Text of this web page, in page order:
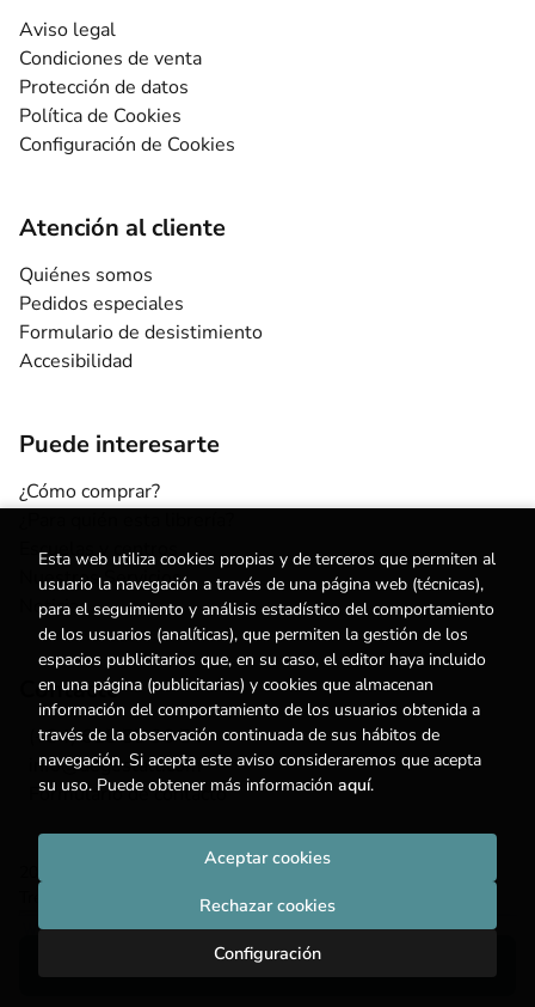
Añadir a mi cesta
Aviso legal
Condiciones de venta
Protección de datos
Política de Cookies
Configuración de Cookies
Atención al cliente
Quiénes somos
Pedidos especiales
Formulario de desistimiento
Accesibilidad
Puede interesarte
¿Cómo comprar?
Escuelas y centros
Nuestros Servicios
Noticias
Contacto
(+34) 615 55 96 54
info@degestalt.com
Formulario de contacto
2026 ©
. Todos los Derechos Reservados |
Esta web utiliza cookies propias y de terceros que permiten al
usuario la navegación a través de una página web (técnicas),
para el seguimiento y análisis estadístico del comportamiento
de los usuarios (analíticas), que permiten la gestión de los
espacios publicitarios que, en su caso, el editor haya incluido
en una página (publicitarias) y cookies que almacenan
información del comportamiento de los usuarios obtenida a
través de la observación continuada de sus hábitos de
navegación. Si acepta este aviso consideraremos que acepta
su uso. Puede obtener más información aquí.
Configuración
Rechazar cookies
Aceptar cookies